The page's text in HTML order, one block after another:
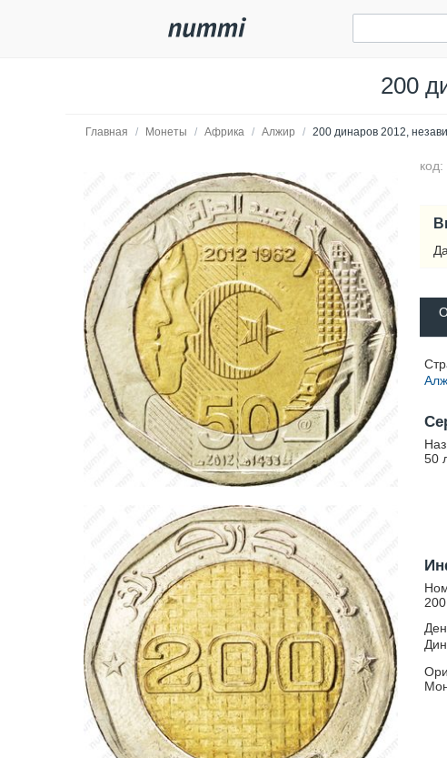
200
Главная / Монеты / Африка / Алжир / 200 динаров 2012,
50